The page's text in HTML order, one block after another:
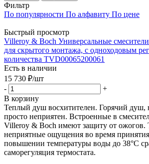
Фильтр
По популярности По алфавиту По цене
Быстрый просмотр
Villeroy & Boch Универсальные
для скрытого монтажа, с одноходовым
количества TVD00065200061
Есть в наличии
15 730 ₽/шт
-
+
В корзину
Теплый душ восхитителен. Горячий душ,
просто неприятен. Встроенные в
Villeroy & Boch имеют защиту от ожогов.
неприятные ощущения во время
повышении температуры воды до 38°С
саморегуляция термостата.